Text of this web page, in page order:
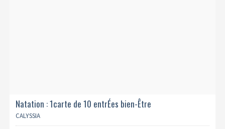
Natation : 1carte de 10 entrÉes bien-Être
CALYSSIA